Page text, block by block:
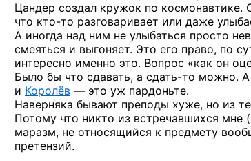
Цандер создал кружок по космонавтике.
что кто-то разговаривает или даже
А иногда над ним не улыбаться просто
смеяться и выгоняет. Это его право, по
интересно именно это. Вопрос «как он
Было бы что сдавать, а сдать-то можно. А
и Королёв — это уж пардоньте.
Наверняка бывают преподы хуже, но из
Потому что никто из встречавшихся мне
маразм, не относящийся к предмету
претензий.